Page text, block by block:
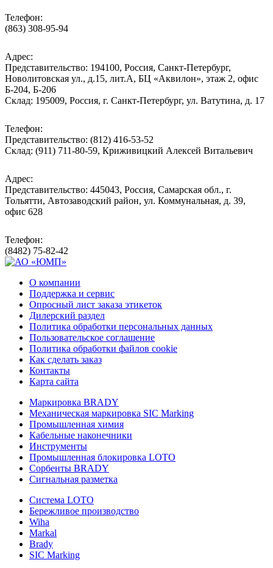
Телефон:
(863) 308-95-94
Адрес:
Представительство: 194100, Россия, Санкт-Петербург,
Новолитовская ул., д.15, лит.А, БЦ «Аквилон», этаж 2, офис
Б-204, Б-206
Склад: 195009, Россия, г. Санкт-Петербург, ул. Ватутина, д. 17
Телефон:
Представительство: (812) 416-53-52
Склад: (911) 711-80-59, Криживицкий Алексей Витальевич
Адрес:
Представительство: 445043, Россия, Самарская обл., г.
Тольятти, Автозаводский район, ул. Коммунальная, д. 39,
офис 628
Телефон:
(8482) 75-82-42
О компании
Поддержка и сервис
Опросный лист заказа этикеток
Дилерский раздел
Политика обработки персональных данных
Пользовательское соглашение
Политика обработки файлов cookie
Как сделать заказ
Контакты
Карта сайта
Маркировка BRADY
Механическая маркировка SIC Marking
Промышленная химия
Кабельные наконечники
Инструменты
Промышленная блокировка LOTO
Сорбенты BRADY
Сигнальная разметка
Система LOTO
Бережливое производство
Wiha
Markal
Brady
SIC Marking